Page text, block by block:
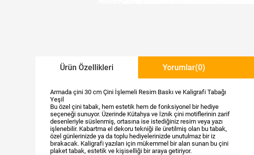
Ürün Özellikleri Yorumlar(0)
Armada çini 30 cm Çini İşlemeli Resim Baskı ve Kaligrafi Tabağı
Yeşil
Bu özel çini tabak, hem estetik hem de fonksiyonel bir hediye
seçeneği sunuyor. Üzerinde Kütahya ve İznik çini motiflerinin zarif
desenleriyle süslenmiş, ortasına ise istediğiniz resim veya yazı
işlenebilir. Kabartma el dekoru tekniği ile üretilmiş olan bu tabak,
özel günlerinizde ya da toplu hediyelerinizde unutulmaz bir iz
bırakacak. Kaligrafi yazıları için mükemmel bir alan sunan bu çini
plaket tabak, estetik ve kişiselliği bir araya getiriyor.